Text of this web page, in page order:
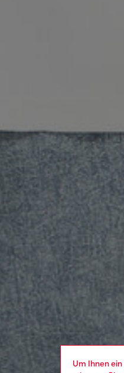
Um Ihnen